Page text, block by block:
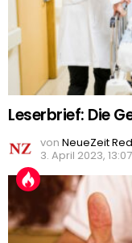
Leserbrief: Die
von NeueZeit
3. April 2023, 13:07